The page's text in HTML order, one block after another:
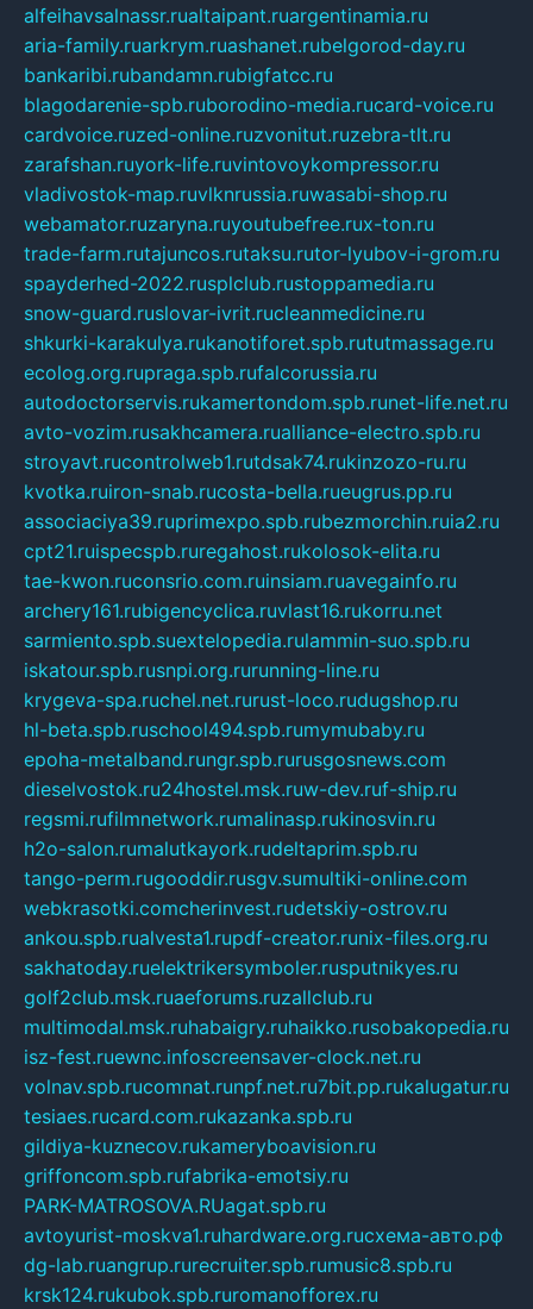
alfeihavsalnassr.rualtaipant.ruargentinamia.ru
aria-family.ruarkrym.ruashanet.rubelgorod-day.ru
bankaribi.rubandamn.rubigfatcc.ru
blagodarenie-spb.ruborodino-media.rucard-voice.ru
cardvoice.ruzed-online.ruzvonitut.ruzebra-tlt.ru
zarafshan.ruyork-life.ruvintovoykompressor.ru
vladivostok-map.ruvlknrussia.ruwasabi-shop.ru
webamator.ruzaryna.ruyoutubefree.rux-ton.ru
trade-farm.rutajuncos.rutaksu.rutor-lyubov-i-grom.ru
spayderhed-2022.rusplclub.rustoppamedia.ru
snow-guard.ruslovar-ivrit.rucleanmedicine.ru
shkurki-karakulya.rukanotiforet.spb.rututmassage.ru
ecolog.org.rupraga.spb.rufalcorussia.ru
autodoctorservis.rukamertondom.spb.runet-life.net.ru
avto-vozim.rusakhcamera.rualliance-electro.spb.ru
stroyavt.rucontrolweb1.rutdsak74.rukinzozo-ru.ru
kvotka.ruiron-snab.rucosta-bella.rueugrus.pp.ru
associaciya39.ruprimexpo.spb.rubezmorchin.ruia2.ru
cpt21.ruispecspb.ruregahost.rukolosok-elita.ru
tae-kwon.ruconsrio.com.ruinsiam.ruavegainfo.ru
archery161.rubigencyclica.ruvlast16.rukorru.net
sarmiento.spb.suextelopedia.rulammin-suo.spb.ru
iskatour.spb.rusnpi.org.rurunning-line.ru
krygeva-spa.ruchel.net.rurust-loco.rudugshop.ru
hl-beta.spb.ruschool494.spb.rumymubaby.ru
epoha-metalband.rungr.spb.rurusgosnews.com
dieselvostok.ru24hostel.msk.ruw-dev.ruf-ship.ru
regsmi.rufilmnetwork.rumalinasp.rukinosvin.ru
h2o-salon.rumalutkayork.rudeltaprim.spb.ru
tango-perm.rugooddir.rusgv.sumultiki-online.com
webkrasotki.comcherinvest.rudetskiy-ostrov.ru
ankou.spb.rualvesta1.rupdf-creator.runix-files.org.ru
sakhatoday.ruelektrikersymboler.rusputnikyes.ru
golf2club.msk.ruaeforums.ruzallclub.ru
multimodal.msk.ruhabaigry.ruhaikko.rusobakopedia.ru
isz-fest.ruewnc.infoscreensaver-clock.net.ru
volnav.spb.rucomnat.runpf.net.ru7bit.pp.rukalugatur.ru
tesiaes.rucard.com.rukazanka.spb.ru
gildiya-kuznecov.rukameryboavision.ru
griffoncom.spb.rufabrika-emotsiy.ru
PARK-MATROSOVA.RUagat.spb.ru
avtoyurist-moskva1.ruhardware.org.ruсхема-авто.рф
dg-lab.ruangrup.rurecruiter.spb.rumusic8.spb.ru
krsk124.rukubok.spb.ruromanofforex.ru